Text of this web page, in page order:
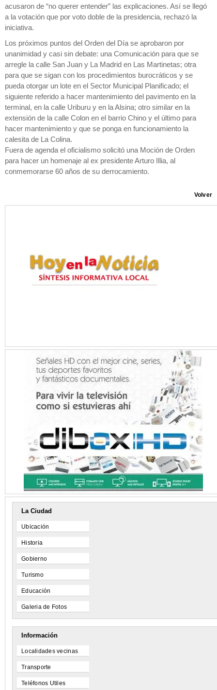
acusaron de “no querer entender” las explicaciones. Así se llegó
a la votación que por voto doble de la presidencia, rechazó la
iniciativa.
Los próximos puntos del Orden del Día se aprobaron por
unanimidad y casi sin debate: una Comunicación para que se
arregle la calle San Juan y La Madrid en Las Martinetas; otra
para que se sigan con los procedimientos burocráticos y se
pueda otorgar un lote en el Sector Municipal Planificado; el
siguiente referido a hacer mantenimiento del pavimento en la
terminal, en la calle Uriburu y en la Alsina; otro similar en la
extensión de la calle Colon en el barrio Chino y el último para
hacer mantenimiento y que se ponga en funcionamiento la
calesita de La Colina.
Fuera de agenda el oficialismo solicitó una Moción de Orden
para hacer un homenaje al ex presidente Arturo Illia, al
conmemorarse 60 años de su derrocamiento.
Volver
La Ciudad
Ubicación
Historia
Gobierno
Turismo
Educación
Galeria de Fotos
Información
Localidades vecinas
Transporte
Teléfonos Utiles